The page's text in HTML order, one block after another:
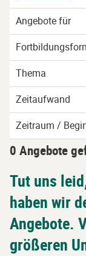
Angebote für
Thema
Zeitaufwand
Zeitraum /
0 Angebote
Tut uns
haben wir
Angebote.
größeren